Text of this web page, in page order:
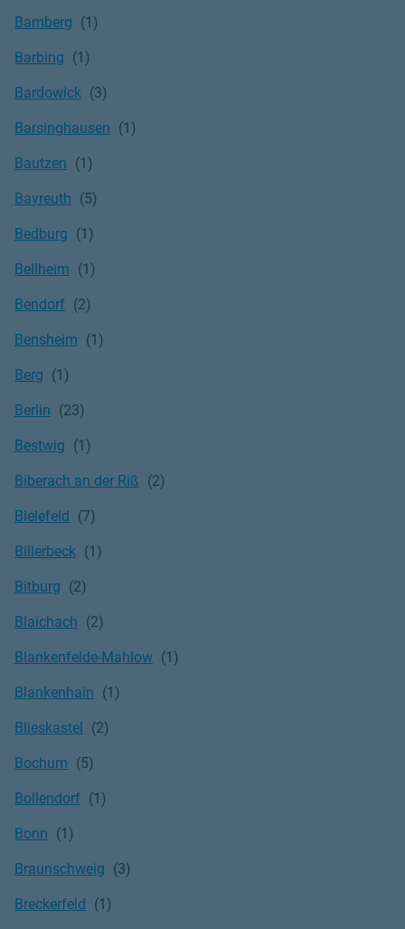
Bamberg
Barbing
Bardowick
Barsinghausen
Bautzen
Bayreuth
Bedburg
Bellheim
Bendorf
Bensheim
Berg
Berlin
Bestwig
Biberach an der Riß
Bielefeld
Billerbeck
Bitburg
Blaichach
Blankenfelde-Mahlow
Blankenhain
Blieskastel
Bochum
Bollendorf
Bonn
Braunschweig
Breckerfeld